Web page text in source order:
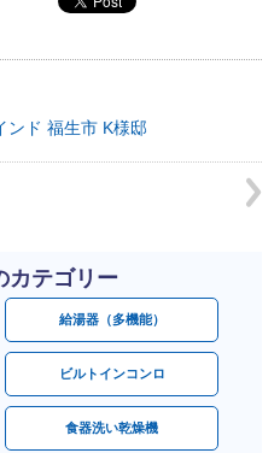
ンド 福生市 K様邸
カテゴリー
給湯器（多機能）
ビルトインコンロ
食器洗い乾燥機